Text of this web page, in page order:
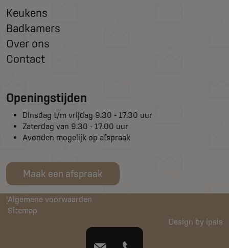
Keukens
Badkamers
Over ons
Contact
Openingstijden
Dinsdag t/m vrijdag 9.30 - 17.30 uur
Zaterdag van 9.30 - 17.00 uur
Avonden mogelijk op afspraak
Maak een afspraak
Algemene voorwaarden
Sitemap
Design by ipsis